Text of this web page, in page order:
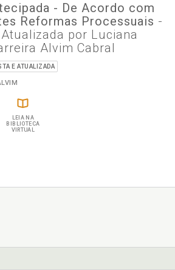
- De Acordo com
Reformas Processuais -
por Luciana
Alvim Cabral
E ATUALIZADA
LEIA NA
BIBLIOTECA
VIRTUAL